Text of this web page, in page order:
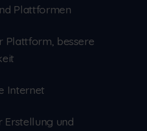
Plattformen
Plattform, bessere
Internet
Erstellung und